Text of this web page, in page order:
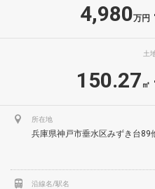
4,980万円
土
150.27 ㎡
所在地
兵庫県神戸市垂水区みずき台89
沿線名/駅名